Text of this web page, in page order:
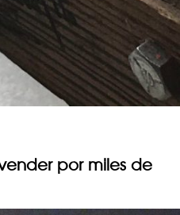
por miles de